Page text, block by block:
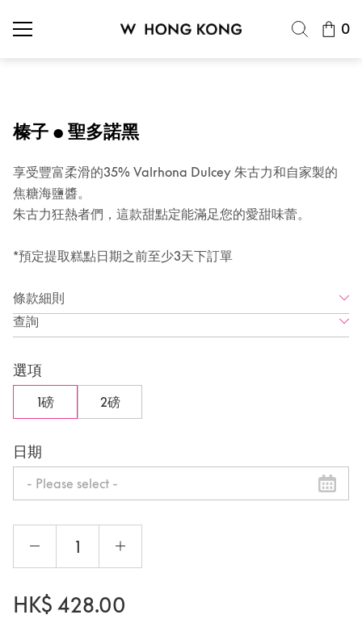
0
榛子 • 聖多諾黑
享受豐富柔滑的35% Valrhona Dulcey 朱古力和自家製的
焦糖海鹽醬。
朱古力狂熱者們，這款甜點定能滿足您的愛甜味蕾。
*預定提取糕點日期之前至少3天下訂單
條款細則
查詢
選項
1磅 2磅
日期
HK$ 428.00